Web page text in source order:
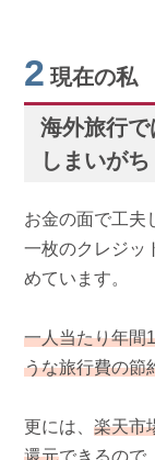
2 現在の私
海外旅行
しまいがち
お金の面で工夫
一枚のクレジッ
めています。
一人当たり年間
うな旅行費の節
更には、楽天市